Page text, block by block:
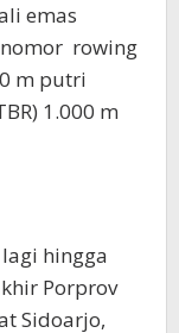
emas
rowing
m putri
1.000 m
hingga
Porprov
Sidoarjo,